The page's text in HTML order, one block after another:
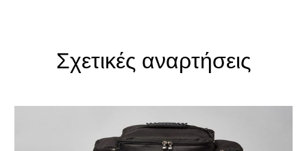
Σχετικές αναρτήσεις